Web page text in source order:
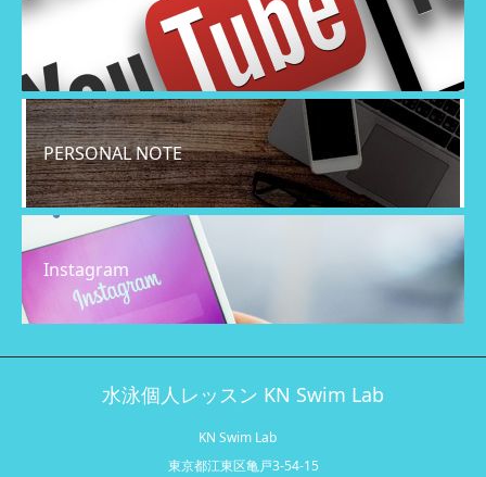
PERSONAL NOTE
Instagram
水泳個人レッスン KN Swim Lab
KN Swim Lab
東京都江東区亀戸3-54-15